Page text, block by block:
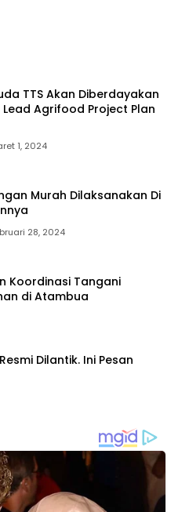
TTS Akan Diberdayakan
Lead Agrifood Project Plan
1, 2024
Murah Dilaksanakan Di
28, 2024
Koordinasi Tangani
di Atambua
Dilantik. Ini Pesan